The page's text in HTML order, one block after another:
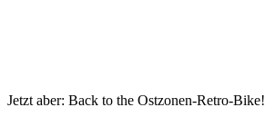
Jetzt aber: Back to the Ostzonen-Retro-Bike!